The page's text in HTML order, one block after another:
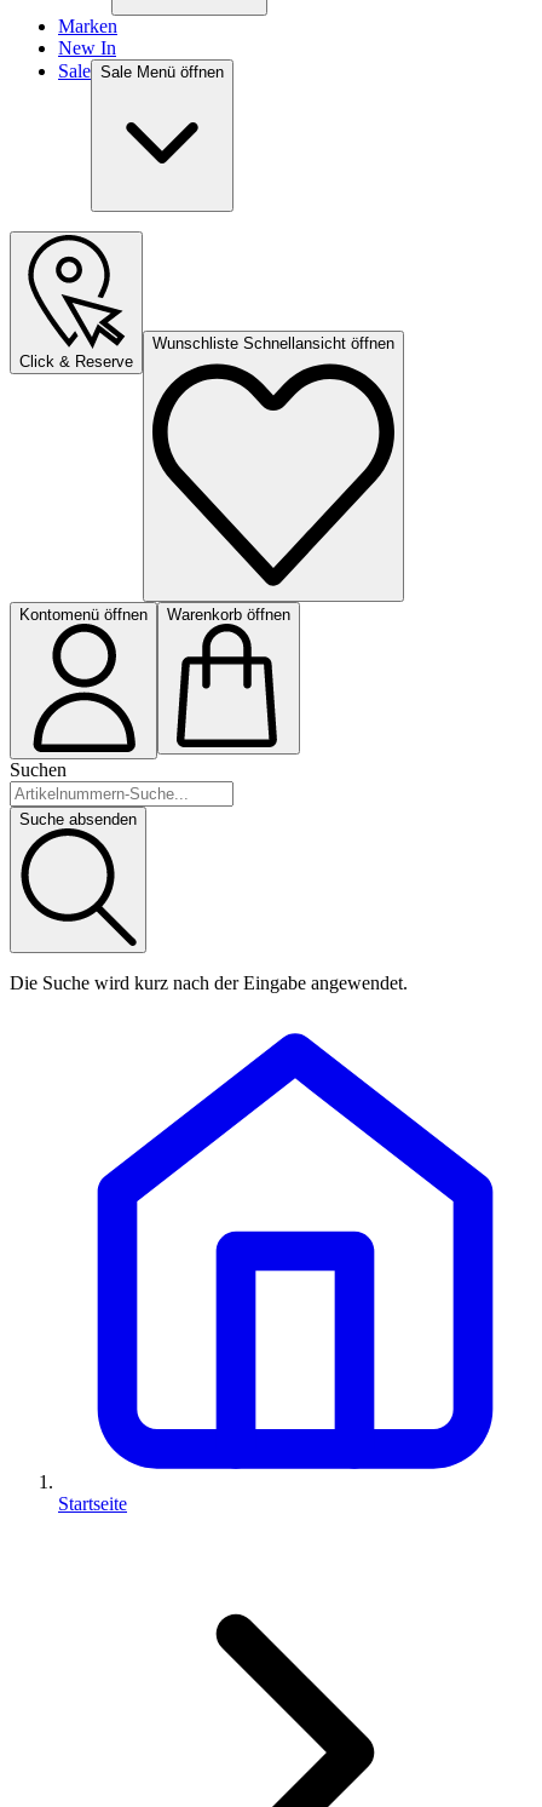
Marken
New In
Sale Sale Menü öffnen
Click & Reserve
Wunschliste Schnellansicht öffnen
Kontomenü öffnen Warenkorb öffnen
Suchen
Suche absenden
Die Suche wird kurz nach der Eingabe angewendet.
Startseite